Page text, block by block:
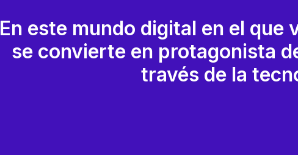
En este mundo digital en el que
se convierte en protagonista
través de la